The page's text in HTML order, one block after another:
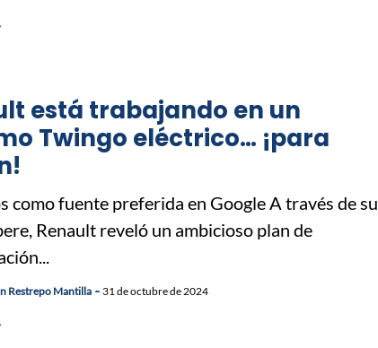
está trabajando en un
Twingo eléctrico… ¡para
como fuente preferida en Google A través de su
Renault reveló un ambicioso plan de
Restrepo Mantilla 31 de octubre de 2024